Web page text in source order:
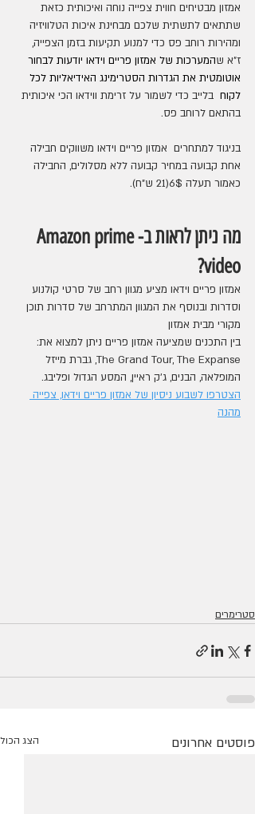
אמזון מבטיחים חווית צפייה נוחה ואיכותית כזאת
שתתאים לתשתית שלכם מבחינת איכות הטלוויזיה
ומהירות רוחב פס כדי למנוע תקיעות בזמן הצפייה,
ז"א שהמערכות של אמזון פריים וידאו יודעות לבחור
אוטומטית את הגדרות הסטרימינג האידיאליות לכל
לקוח בלייב כדי לשמור על זרימת ווידאו הכי איכותית
בהתאם לרוחב פס.
בניגוד למתחרים  אמזון פריים וידאו משווקים חבילה
אחת קבועה במחיר קבועה ללא מסלולים, החבילה
כאמור תעלה 6$(21 ש"ח).
מה ניתן לראות ב-Amazon prime
video?
אמזון פריים וידאו מציע מגוון רחב של סרטי קולנוע
וסדרות ובנוסף את המגוון המתרחב של סדרות תוכן
מקורי מבית אמזון
בין התכנים שמציעה אמזון פריים ניתן למצוא את:
The Grand Tour, The Expanse, גברת מייזל
המופלאה, הבנים, ג'ק ראיין, המסע הגדול ופליבג.
הצטרפו לשבוע ניסיון של אמזון פריים וידאו, צפייה
מהנה
סטרימרים
פוסטים אחרונים הצג הכול